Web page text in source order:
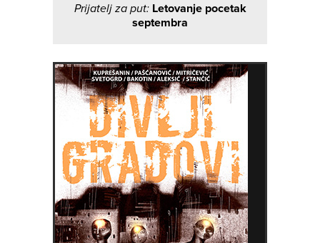
Prijatelj za put: Letovanje pocetak
septembra